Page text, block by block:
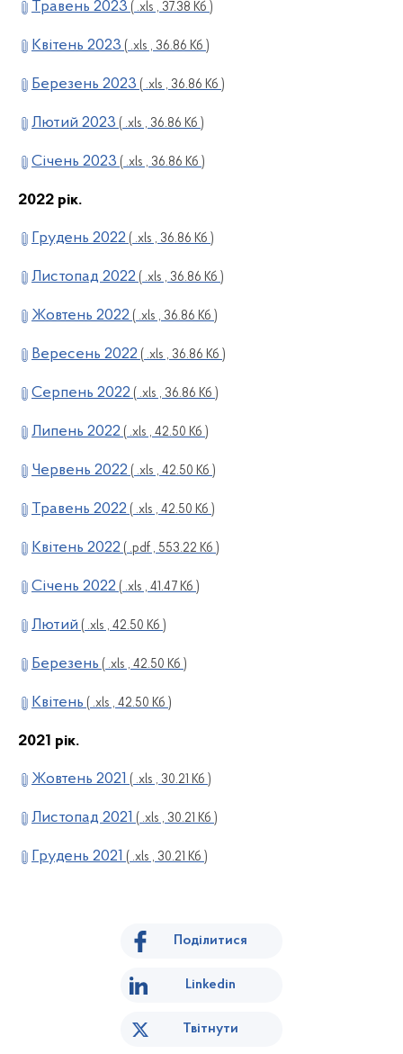
Травень 2023 ( .xls , 37.38 Кб )
Квітень 2023 ( .xls , 36.86 Кб )
Березень 2023 ( .xls , 36.86 Кб )
Лютий 2023 ( .xls , 36.86 Кб )
Січень 2023 ( .xls , 36.86 Кб )
2022 рік.
Грудень 2022 ( .xls , 36.86 Кб )
Листопад 2022 ( .xls , 36.86 Кб )
Жовтень 2022 ( .xls , 36.86 Кб )
Вересень 2022 ( .xls , 36.86 Кб )
Серпень 2022 ( .xls , 36.86 Кб )
Липень 2022 ( .xls , 42.50 Кб )
Червень 2022 ( .xls , 42.50 Кб )
Травень 2022 ( .xls , 42.50 Кб )
Квітень 2022 ( .pdf , 553.22 Кб )
Січень 2022 ( .xls , 41.47 Кб )
Лютий ( .xls , 42.50 Кб )
Березень ( .xls , 42.50 Кб )
Квітень ( .xls , 42.50 Кб )
2021 рік.
Жовтень 2021 ( .xls , 30.21 Кб )
Листопад 2021 ( .xls , 30.21 Кб )
Грудень 2021 ( .xls , 30.21 Кб )
Поділитися
Linkedin
Твітнути